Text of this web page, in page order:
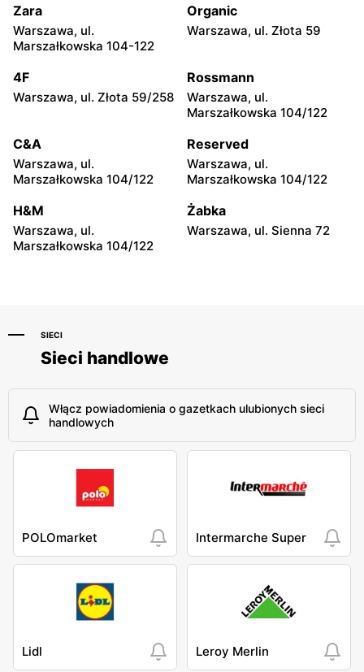
Piłsudskiego 23
Chata Polska
rynek Władysława Jagiełły
1
Chata Polska
Chwalibogowo 19/1
Doruchów, ul.
Ostrzeszowska 1
Chata Polska
Doruchów, ul. Przytocznica
20
Chata Polska
Wieruszów, ul. Klemensa
Wierusza 5
Chata Polska
Pleszew al. Wojska
Polskiego 28
Chata Polska
Zara
Warszawa, ul.
Marszałkowska 104-122
Organic
Warszawa, ul. Złota 59
4F
Warszawa, ul. Złota 59/258
Rossmann
Warszawa, ul.
Marszałkowska 104/122
C&A
Warszawa, ul.
Marszałkowska 104/122
Reserved
Warszawa, ul.
Marszałkowska 104/122
H&M
Warszawa, ul.
Marszałkowska 104/122
Żabka
Warszawa, ul. Sienna 72
SIECI
Sieci handlowe
Włącz powiadomienia o gazetkach ulubionych sieci
handlowych
POLOmarket Intermarche Super
Lidl Leroy Merlin